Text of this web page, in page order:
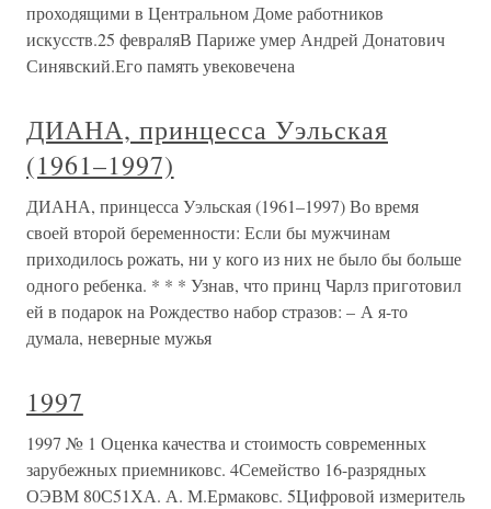
проходящими в Центральном Доме работников
искусств.25 февраляВ Париже умер Андрей Донатович
Синявский.Его память увековечена
ДИАНА, принцесса Уэльская
(1961–1997)
ДИАНА, принцесса Уэльская (1961–1997) Во время
своей второй беременности: Если бы мужчинам
приходилось рожать, ни у кого из них не было бы больше
одного ребенка. * * * Узнав, что принц Чарлз приготовил
ей в подарок на Рождество набор стразов: – А я-то
думала, неверные мужья
1997
1997 № 1 Оценка качества и стоимость современных
зарубежных приемниковс. 4Семейство 16-разрядных
ОЭВМ 80С51ХА. А. М.Ермаковс. 5Цифровой измеритель